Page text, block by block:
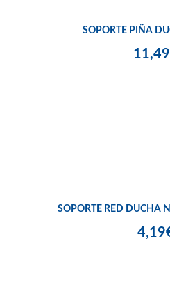
SOPORTE RED DUCHA